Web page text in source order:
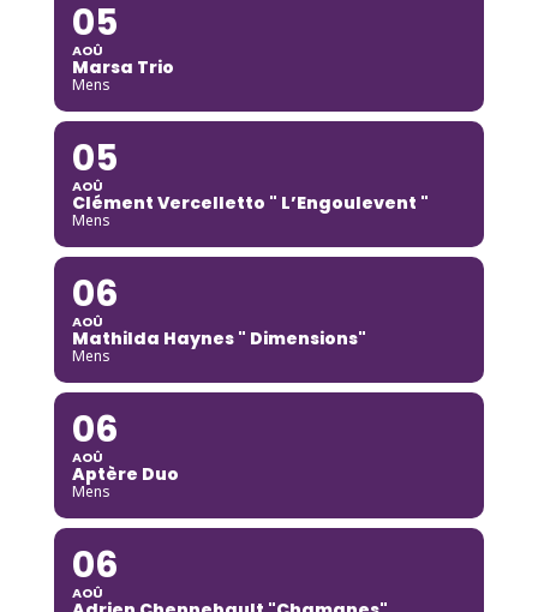
05
AOÛ
Marsa Trio
Mens
05
AOÛ
Clément Vercelletto " L’Engoulevent "
Mens
06
AOÛ
Mathilda Haynes " Dimensions"
Mens
06
AOÛ
Aptère Duo
Mens
06
AOÛ